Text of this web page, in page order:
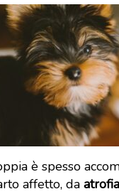
è spesso
affetto, da